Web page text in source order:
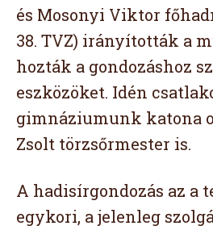
és Mosonyi Viktor
38. TVZ) irányították a
hozták a gondozáshoz
eszközöket. Idén
gimnáziumunk katona
Zsolt törzsőrmester is.
A hadisírgondozás az a
egykori, a jelenleg